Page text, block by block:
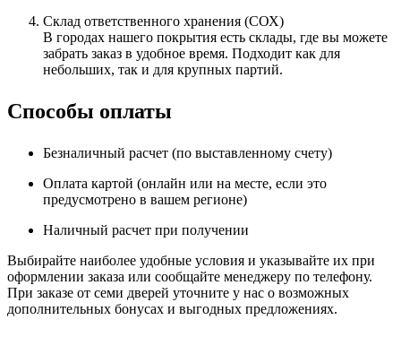
Склад ответственного хранения (СОХ)
В городах нашего покрытия есть склады, где вы можете
забрать заказ в удобное время. Подходит как для
небольших, так и для крупных партий.
Способы оплаты
Безналичный расчет (по выставленному счету)
Оплата картой (онлайн или на месте, если это
предусмотрено в вашем регионе)
Наличный расчет при получении
Выбирайте наиболее удобные условия и указывайте их при
оформлении заказа или сообщайте менеджеру по телефону.
При заказе от семи дверей уточните у нас о возможных
дополнительных бонусах и выгодных предложениях.